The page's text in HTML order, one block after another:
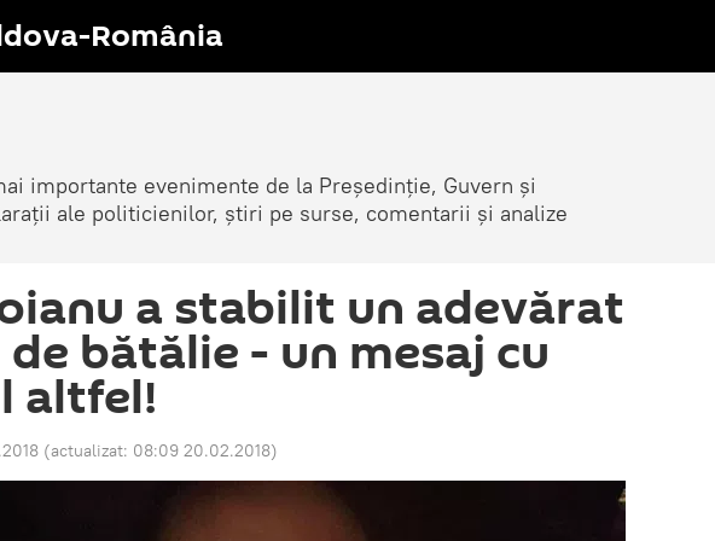
România
importante evenimente de la Președinție, Guvern și
ale politicienilor, știri pe surse, comentarii și analize
a stabilit un adevărat
bătălie - un mesaj cu
altfel!
(actualizat: 08:09 20.02.2018)